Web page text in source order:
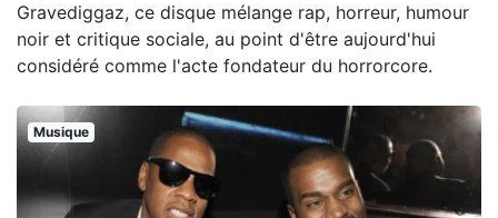
Gravediggaz, ce disque mélange rap, horreur, humour
noir et critique sociale, au point d'être aujourd'hui
considéré comme l'acte fondateur du horrorcore.
Musique